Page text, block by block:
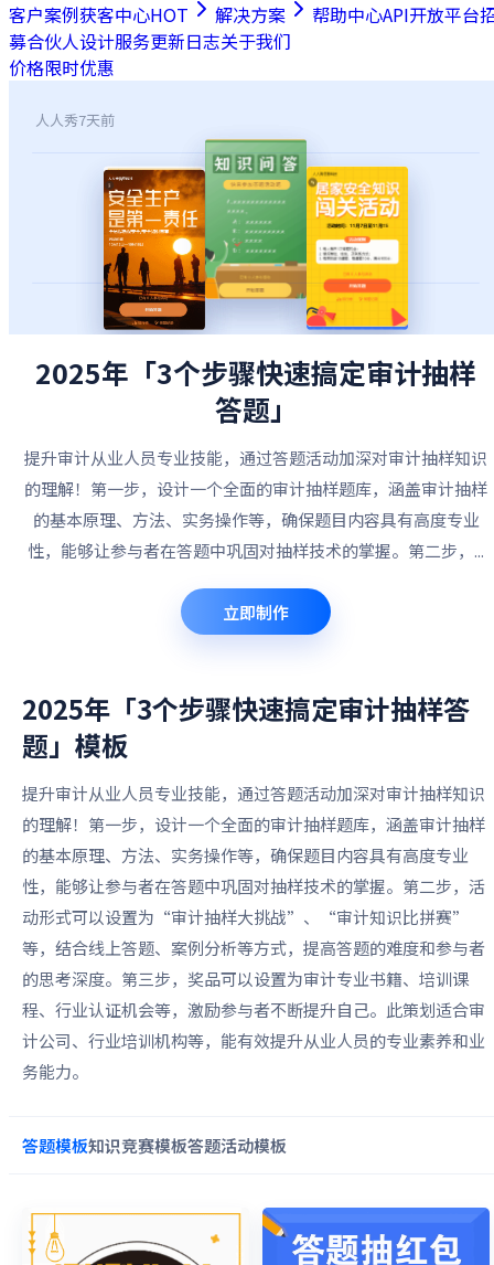
客户案例获客中心HOT 解决方案 帮助中心API开放平台
募合伙人设计服务更新日志关于我们
价格限时优惠
人人秀7天前
2025年「3个步骤快速搞定审计抽样
答题」
提升审计从业人员专业技能，通过答题活动加深对审计抽样知识
的理解！第一步，设计一个全面的审计抽样题库，涵盖审计抽样
的基本原理、方法、实务操作等，确保题目内容具有高度专业
性，能够让参与者在答题中巩固对抽样技术的掌握。第二步，...
立即制作
2025年「3个步骤快速搞定审计抽样答
题」 模板
提升审计从业人员专业技能，通过答题活动加深对审计抽样知识
的理解！第一步，设计一个全面的审计抽样题库，涵盖审计抽样
的基本原理、方法、实务操作等，确保题目内容具有高度专业
性，能够让参与者在答题中巩固对抽样技术的掌握。第二步，活
动形式可以设置为“审计抽样大挑战”、“审计知识比拼赛”
等，结合线上答题、案例分析等方式，提高答题的难度和参与者
的思考深度。第三步，奖品可以设置为审计专业书籍、培训课
程、行业认证机会等，激励参与者不断提升自己。此策划适合审
计公司、行业培训机构等，能有效提升从业人员的专业素养和业
务能力。
答题模板知识竞赛模板答题活动模板